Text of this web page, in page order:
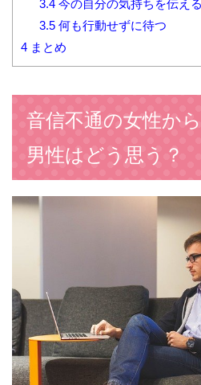
3.4今の自分の気持ちを伝える
3.5何も行動せずに待つ
4 まとめ
音信不通の女性か
男性はどう思う？